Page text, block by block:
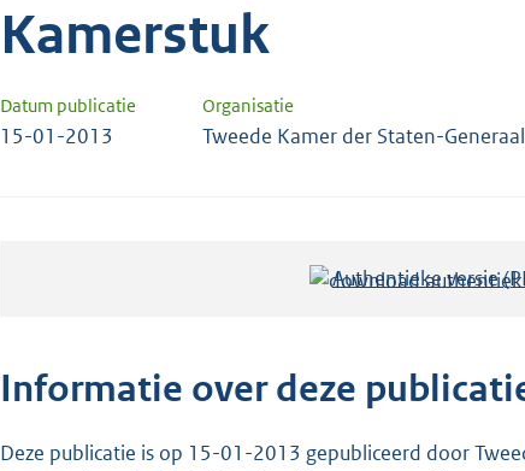
Kamerstuk
Datum publicatie Organisatie
15-01-2013 Tweede Kamer der Staten-Generaal
Authentieke versie
Informatie over deze
Deze publicatie is op 15-01-2013 gepubliceerd door